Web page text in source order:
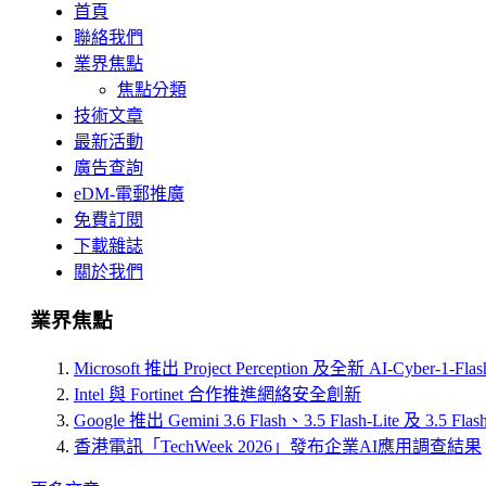
首頁
聯絡我們
業界焦點
焦點分類
技術文章
最新活動
廣告查詢
eDM-電郵推廣
免費訂閱
下載雜誌
關於我們
業界焦點
Microsoft 推出 Project Perception 及全新 AI-Cyber-1-
Intel 與 Fortinet 合作推進網絡安全創新
Google 推出 Gemini 3.6 Flash、3.5 Flash-Lite 及 3.5
香港電訊「TechWeek 2026」發布企業AI應用調查結果